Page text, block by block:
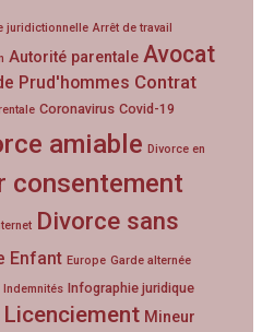
juridictionnelle Arrêt de travail
Autorité parentale Avocat
Prud'hommes Contrat
Coronavirus Covid-19
amiable Divorce en
consentement
Divorce sans
Enfant Europe Garde alternée
Indemnités Infographie juridique
Licenciement Mineur